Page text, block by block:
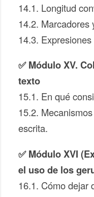
14.1. Longitud
14.2. Marcadores
14.3.
✅ Módulo XV.
texto
15.1. En qué
15.2.
escrita.
✅ Módulo XVI
el uso de los
16.1. Cómo dejar